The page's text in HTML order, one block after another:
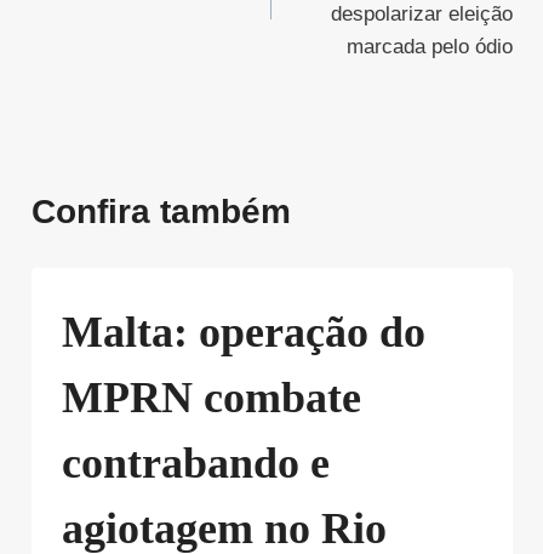
despolarizar eleição
marcada pelo ódio
Confira também
Malta: operação do
MPRN combate
contrabando e
agiotagem no Rio